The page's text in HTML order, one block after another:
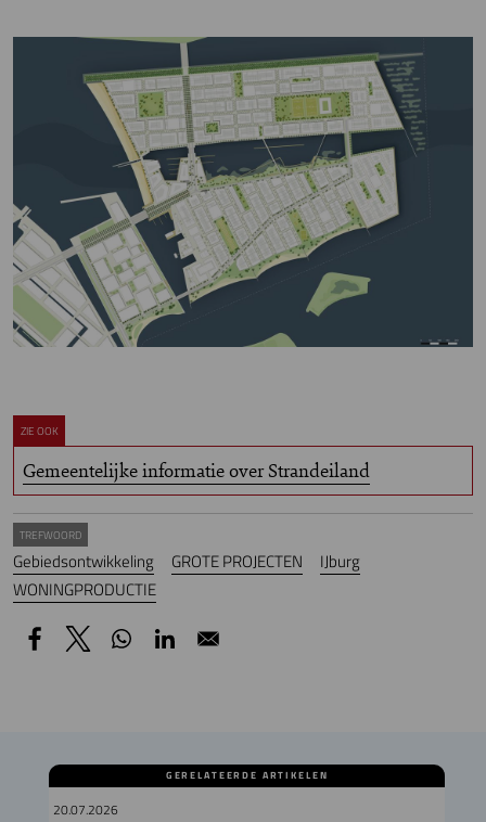
ZIE OOK
Gemeentelijke informatie over Strandeiland
TREFWOORD
Gebiedsontwikkeling GROTE PROJECTEN
IJburg
WONINGPRODUCTIE
GERELATEERDE ARTIKELEN
20.07.2026